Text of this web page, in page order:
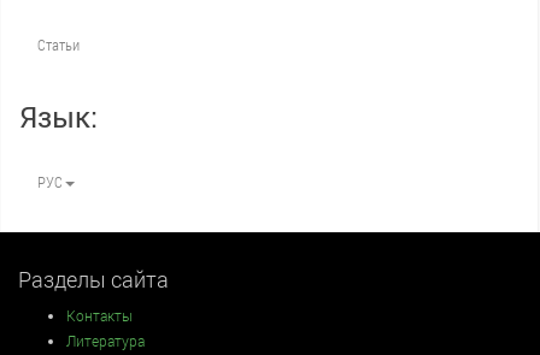
Статьи
Язык:
РУС
Разделы сайта
Контакты
Литература